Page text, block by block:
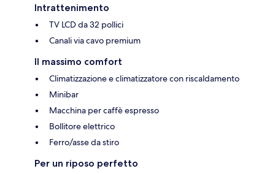
Intrattenimento
TV LCD da 32 pollici
Canali via cavo premium
Il massimo comfort
Climatizzazione e climatizzatore con riscaldamento
Minibar
Macchina per caffè espresso
Bollitore elettrico
Ferro/asse da stiro
Per un riposo perfetto